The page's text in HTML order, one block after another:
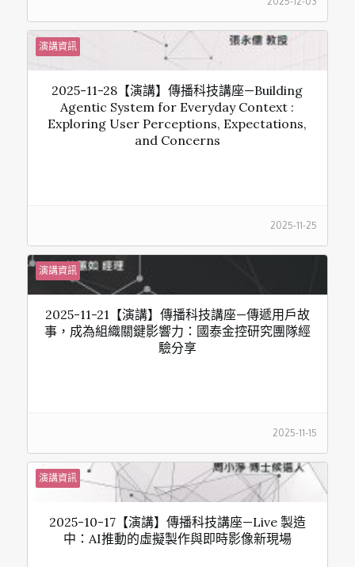
演講資訊
2025-11-28【演講】傳播科技講座—Building
Agentic System for Everyday Context :
Exploring User Perceptions, Expectations,
and Concerns
2025-11-25
演講資訊
2025-11-21【演講】傳播科技講座—傳遞用戶故
事，成為組織關鍵影響力：國泰金控研究團隊經
驗分享
2025-11-15
演講資訊
2025-10-17【演講】傳播科技講座—Live 製造
中：AI推動的虛擬製作與即時影像新現場